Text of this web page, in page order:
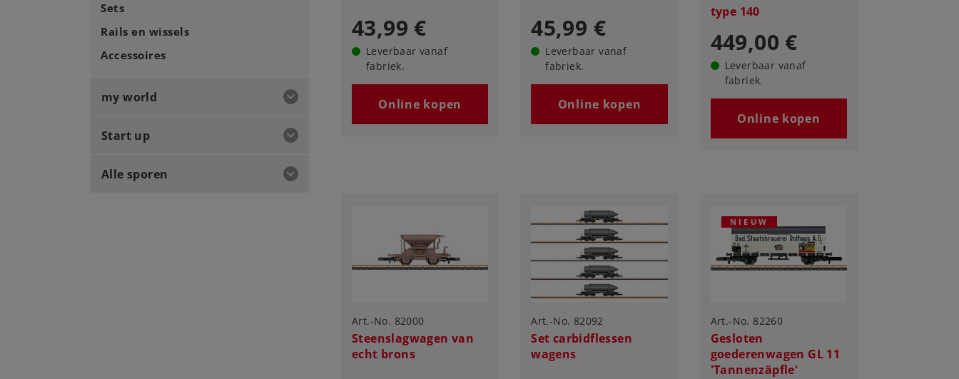
Sets
Rails en wissels
Accessoires
my world
Start up
Alle sporen
43,99 €
Leverbaar vanaf
fabriek.
Online kopen
45,99 €
Leverbaar vanaf
fabriek.
Online kopen
type 140
449,00 €
Leverbaar vanaf
fabriek.
Online kopen
Art.-No. 82000
Steenslagwagen van
echt brons
Art.-No. 82092
Set carbidflessen
wagens
NIEUW
Art.-No. 82260
Gesloten
goederenwagen GL 11
'Tannenzäpfle'